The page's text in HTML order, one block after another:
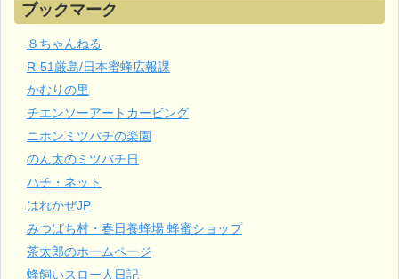
ブックマーク
８ちゃんねる
R-51厳島/日本蜜蜂広報課
かむりの里
チエンソーアートカービング
ニホンミツバチの楽園
のん太のミツバチ日
ハチ・ネット
はれかぜJP
みつばち村・春日養蜂場 蜂蜜ショップ
茶太郎のホームページ
蜂飼いスロー人日記